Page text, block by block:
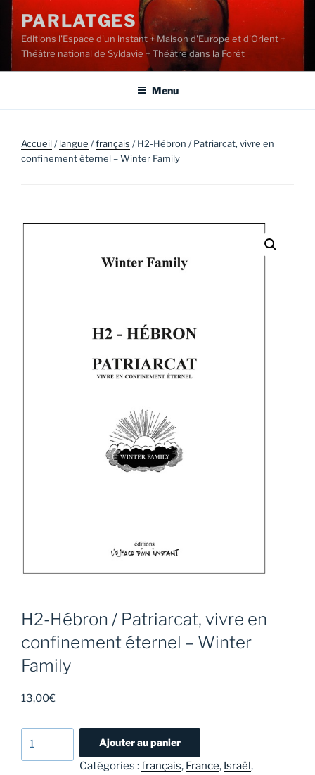
Aller
contenu
principal
PARLATGES
Editions l'Espace d'un instant + Maison d'Europe et d'Orient +
Théâtre national de Syldavie + Théâtre dans la Forêt
Menu
Accueil/langue /français / H2-Hébron / Patriarcat, vivre en
confinement éternel – Winter Family
H2-Hébron / Patriarcat, vivre en
confinement éternel – Winter
Family
13,00€
Ajouter au panier
Catégories :français, France, Israël,